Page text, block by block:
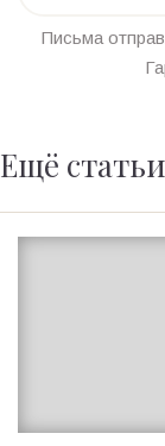
Письма
Ещё